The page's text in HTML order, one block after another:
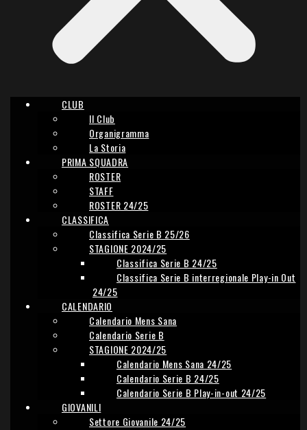
CLUB
Il Club
Organigramma
La Storia
PRIMA SQUADRA
ROSTER
STAFF
ROSTER 24/25
CLASSIFICA
Classifica Serie B 25/26
STAGIONE 2024/25
Classifica Serie B 24/25
Classifica Serie B interregionale Play-in Out
24/25
CALENDARIO
Calendario Mens Sana
Calendario Serie B
STAGIONE 2024/25
Calendario Mens Sana 24/25
Calendario Serie B 24/25
Calendario Serie B Play-in-out 24/25
GIOVANILI
Settore Giovanile 24/25